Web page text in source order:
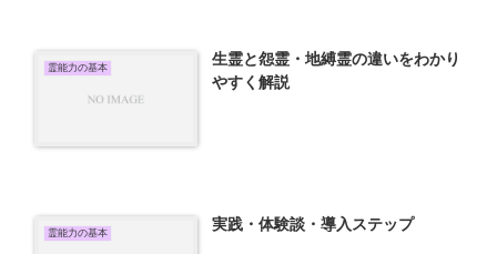
霊能力の基本
生霊と怨霊・地縛霊の違いをわかり
やすく解説
霊能力の基本 実践・体験談・導入ステップ